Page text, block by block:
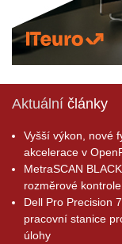
Aktuální články
Vyšší výkon, nové
akcelerace v
MetraSCAN
rozměrové
Dell Pro Precision
pracovní stanice
úlohy